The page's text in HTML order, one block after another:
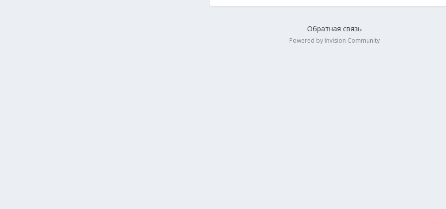
Обратная связь
Powered by Invision Community